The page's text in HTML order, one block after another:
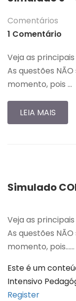
Comentários
1 Comentário
Veja as
As questões
momento, pois …
LEIA MAIS
Simulado
Veja as
As questões
momento, pois…...
Este é um
Intensivo
Register